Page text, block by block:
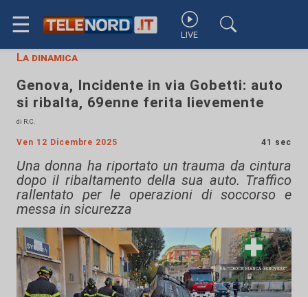
☰ LIVE
La dinamica
Genova, Incidente in via Gobetti: auto
si ribalta, 69enne ferita lievemente
di R.C.
Ven 12 Dicembre 2025 41 sec
Una donna ha riportato un trauma da cintura
dopo il ribaltamento della sua auto. Traffico
rallentato per le operazioni di soccorso e
messa in sicurezza